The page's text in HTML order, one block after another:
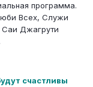
программа.
Всех, Служи
Джагрути
счастливы